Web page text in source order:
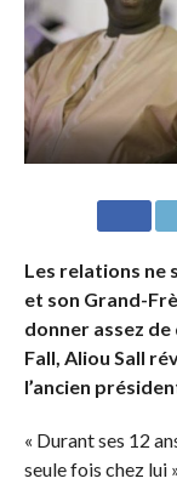
Les relations ne
et son Grand-
donner assez
Fall, Aliou Sall
l’ancien
« Durant ses 12
seule fois chez lui